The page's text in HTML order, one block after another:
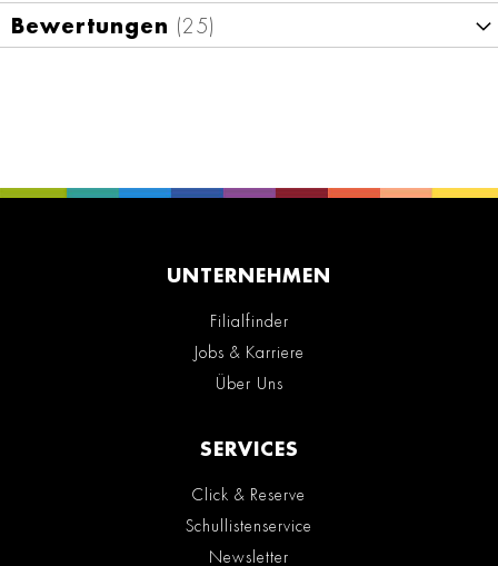
Bewertungen 25
UNTERNEHMEN
Filialfinder
Jobs & Karriere
Über Uns
SERVICES
Click & Reserve
Schullistenservice
Newsletter